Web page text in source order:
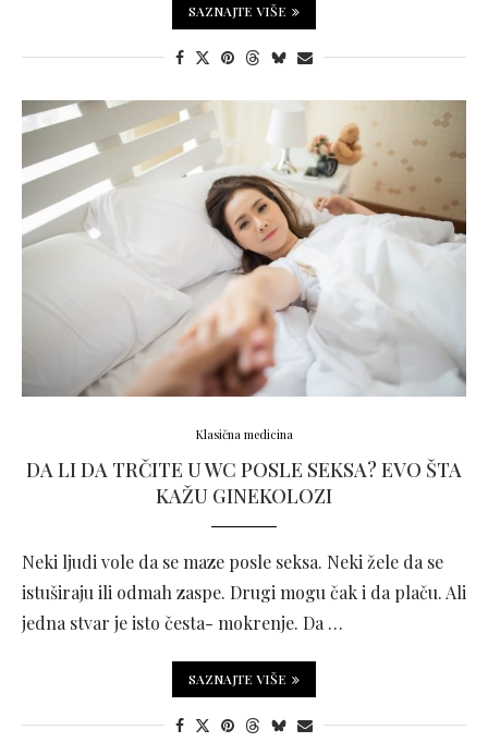
SAZNAJTE VIŠE
Klasična medicina
DA LI DA TRČITE U WC POSLE SEKSA? EVO ŠTA
KAŽU GINEKOLOZI
Neki ljudi vole da se maze posle seksa. Neki žele da se
istuširaju ili odmah zaspe. Drugi mogu čak i da plaču. Ali
jedna stvar je isto česta- mokrenje. Da …
SAZNAJTE VIŠE